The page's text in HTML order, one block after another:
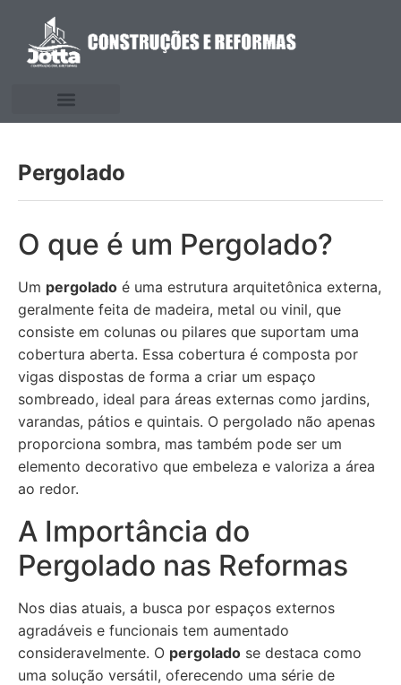
Pergolado
O que é um Pergolado?
Um pergolado é uma estrutura arquitetônica externa,
geralmente feita de madeira, metal ou vinil, que
consiste em colunas ou pilares que suportam uma
cobertura aberta. Essa cobertura é composta por
vigas dispostas de forma a criar um espaço
sombreado, ideal para áreas externas como jardins,
varandas, pátios e quintais. O pergolado não apenas
proporciona sombra, mas também pode ser um
elemento decorativo que embeleza e valoriza a área
ao redor.
A Importância do
Pergolado nas Reformas
Nos dias atuais, a busca por espaços externos
agradáveis e funcionais tem aumentado
consideravelmente. O pergolado se destaca como
uma solução versátil, oferecendo uma série de